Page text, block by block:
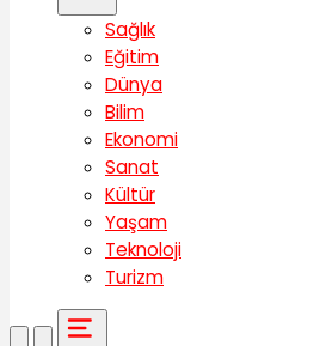
Sağlık
Eğitim
Dünya
Bilim
Ekonomi
Sanat
Kültür
Yaşam
Teknoloji
Turizm